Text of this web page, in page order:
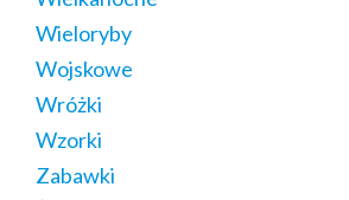
Wieloryby
Wojskowe
Wróżki
Wzorki
Zabawki